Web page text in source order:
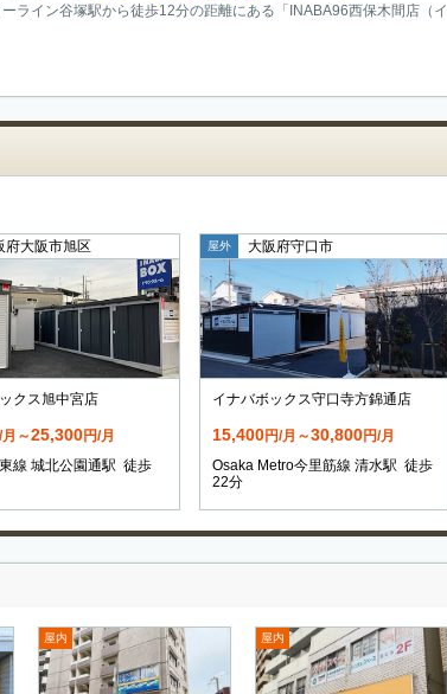
ライン谷塚駅から徒歩12分の距離にある「INABA96西保木間店（イ
府大阪市旭区
クス旭中宮店
～25,300円/月
線 城北公園通駅 徒歩
屋外 大阪府守口市
イナバボックス守口寺方錦通店
15,400円/月～30,800円/月
Osaka Metro今里筋線 清水駅 徒歩
22分
屋内 屋内